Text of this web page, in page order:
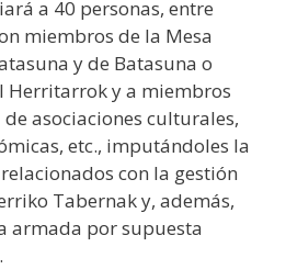
a 40 personas, entre
miembros de la Mesa
y de Batasuna o
Herritarrok y a miembros
asociaciones culturales,
etc., imputándoles la
con la gestión
Tabernak y, además,
armada por supuesta